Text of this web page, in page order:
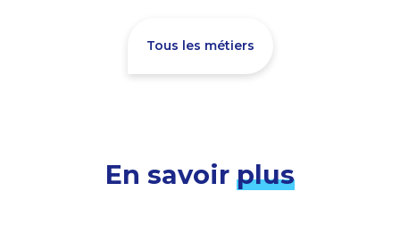
Tous les métiers
En savoir plus